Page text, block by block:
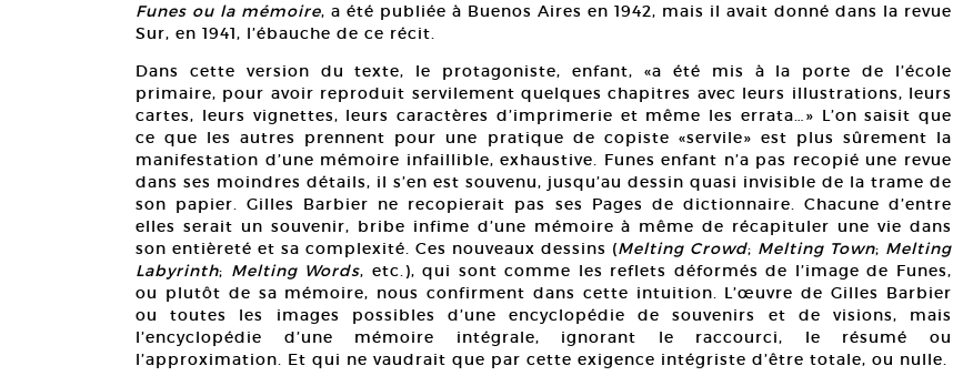
Funes ou la mémoire, a été publiée à Buenos Aires en 1942, mais il avait donné dans la revue
Sur, en 1941, l’ébauche de ce récit.
Dans cette version du texte, le protagoniste, enfant, «a été mis à la porte de l’école
primaire, pour avoir reproduit servilement quelques chapitres avec leurs illustrations, leurs
cartes, leurs vignettes, leurs caractères d’imprimerie et même les errata…» L’on saisit que
ce que les autres prennent pour une pratique de copiste «servile» est plus sûrement la
manifestation d’une mémoire infaillible, exhaustive. Funes enfant n’a pas recopié une revue
dans ses moindres détails, il s’en est souvenu, jusqu’au dessin quasi invisible de la trame de
son papier. Gilles Barbier ne recopierait pas ses Pages de dictionnaire. Chacune d’entre
elles serait un souvenir, bribe infime d’une mémoire à même de récapituler une vie dans
son entièreté et sa complexité. Ces nouveaux dessins (Melting Crowd; Melting Town; Melting
Labyrinth; Melting Words, etc.), qui sont comme les reflets déformés de l’image de Funes,
ou plutôt de sa mémoire, nous confirment dans cette intuition. L’œuvre de Gilles Barbier
ou toutes les images possibles d’une encyclopédie de souvenirs et de visions, mais
l’encyclopédie d’une mémoire intégrale, ignorant le raccourci, le résumé ou
l’approximation. Et qui ne vaudrait que par cette exigence intégriste d’être totale, ou nulle.